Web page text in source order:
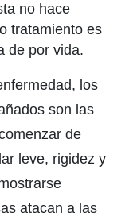
no hace
tratamiento es
de por vida.
los
son las
de
leve, rigidez y
atacan a las